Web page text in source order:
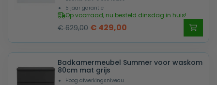
5 jaar garantie
Op voorraad, nu besteld dinsdag in huis!
€629,00 Oorspronkelijke
was:
€ 629,00.
€ 429,00
is:
€ 429,00.
Badkamermeubel Summer voor waskom
80cm mat grijs
Hoog afwerkingsniveau